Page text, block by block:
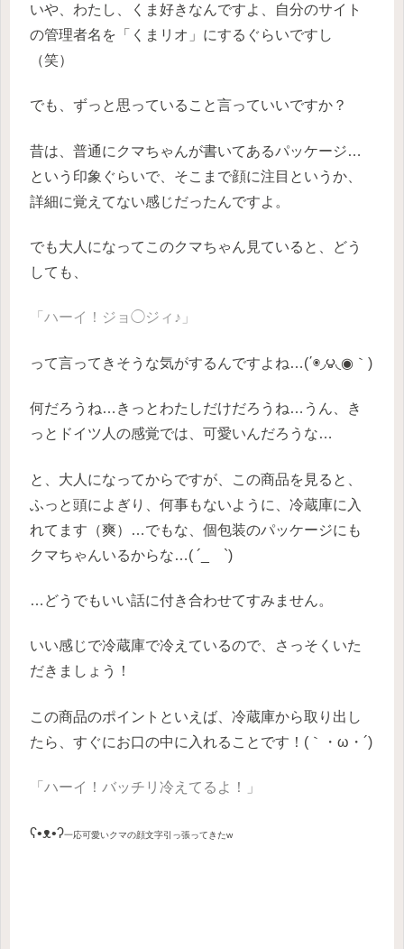
いや、わたし、くま好きなんですよ、自分のサイト
の管理者名を「くまリオ」にするぐらいですし
（笑）
でも、ずっと思っていること言っていいですか？
昔は、普通にクマちゃんが書いてあるパッケージ…
という印象ぐらいで、そこまで顔に注目というか、
詳細に覚えてない感じだったんですよ。
でも大人になってこのクマちゃん見ていると、どう
しても、
「ハーイ！ジョ◯ジィ♪」
って言ってきそうな気がするんですよね…(΄◉◞౪◟◉｀)
何だろうね…きっとわたしだけだろうね…うん、き
っとドイツ人の感覚では、可愛いんだろうな…
と、大人になってからですが、この商品を見ると、
ふっと頭によぎり、何事もないように、冷蔵庫に入
れてます（爽）…でもな、個包装のパッケージにも
クマちゃんいるからな…( ´_ゝ`)
…どうでもいい話に付き合わせてすみません。
いい感じで冷蔵庫で冷えているので、さっそくいた
だきましょう！
この商品のポイントといえば、冷蔵庫から取り出し
たら、すぐにお口の中に入れることです！(｀・ω・´)
「ハーイ！バッチリ冷えてるよ！」
ʕ•ᴥ•ʔ一応可愛いクマの顔文字引っ張ってきたw